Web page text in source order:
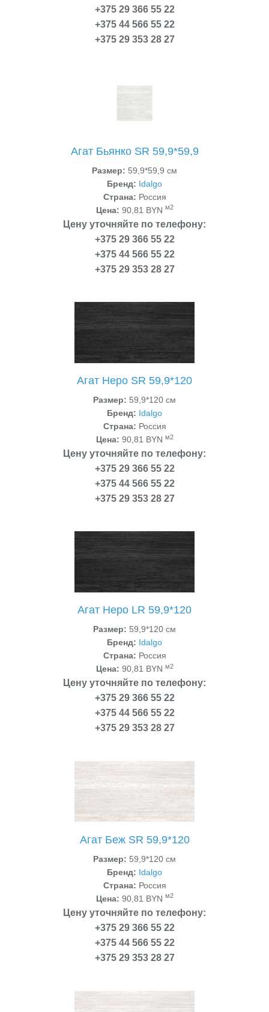
+375 29 366 55 22
+375 44 566 55 22
+375 29 353 28 27
Агат Бьянко SR 59,9*59,9
Размер: 59,9*59,9 см
Бренд: Idalgo
Страна: Россия
Цена: 90,81 BYN м2
Цену уточняйте по телефону:
+375 29 366 55 22
+375 44 566 55 22
+375 29 353 28 27
Агат Неро SR 59,9*120
Размер: 59,9*120 см
Бренд: Idalgo
Страна: Россия
Цена: 90,81 BYN м2
Цену уточняйте по телефону:
+375 29 366 55 22
+375 44 566 55 22
+375 29 353 28 27
Агат Неро LR 59,9*120
Размер: 59,9*120 см
Бренд: Idalgo
Страна: Россия
Цена: 90,81 BYN м2
Цену уточняйте по телефону:
+375 29 366 55 22
+375 44 566 55 22
+375 29 353 28 27
Агат Беж SR 59,9*120
Размер: 59,9*120 см
Бренд: Idalgo
Страна: Россия
Цена: 90,81 BYN м2
Цену уточняйте по телефону:
+375 29 366 55 22
+375 44 566 55 22
+375 29 353 28 27